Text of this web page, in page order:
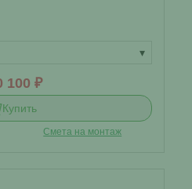
▾
100 ₽
Купить
Смета на монтаж